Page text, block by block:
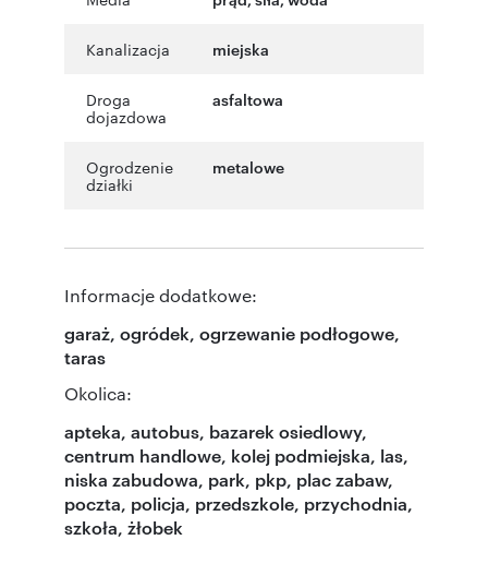
Kanalizacja miejska
Droga
dojazdowa
asfaltowa
Ogrodzenie
działki
metalowe
Informacje dodatkowe:
garaż, ogródek, ogrzewanie podłogowe,
taras
Okolica:
apteka, autobus, bazarek osiedlowy,
centrum handlowe, kolej podmiejska, las,
niska zabudowa, park, pkp, plac zabaw,
poczta, policja, przedszkole, przychodnia,
szkoła, żłobek